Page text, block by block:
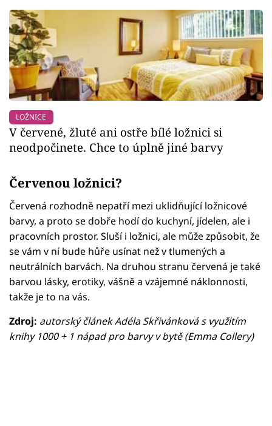
LOŽNICE
V červené, žluté ani ostře bílé ložnici si
neodpočinete. Chce to úplně jiné barvy
Červenou ložnici?
Červená rozhodně nepatří mezi uklidňující ložnicové
barvy, a proto se dobře hodí do kuchyní, jídelen, ale i
pracovních prostor. Sluší i ložnici, ale může způsobit, že
se vám v ní bude hůře usínat než v tlumených a
neutrálních barvách. Na druhou stranu červená je také
barvou lásky, erotiky, vášně a vzájemné náklonnosti,
takže je to na vás.
Zdroj: autorský článek Adéla Skřivánková s využitím
knihy 1000 + 1 nápad pro barvy v bytě (Emma Collery)